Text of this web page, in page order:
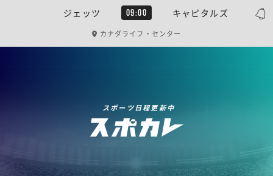
ジェッツ 09:00 キャピタルズ
カナダライフ・センター
スポーツ日程更新中